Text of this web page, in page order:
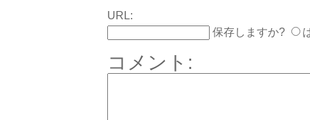
URL:
保存しますか?
コメント: